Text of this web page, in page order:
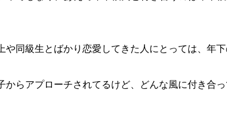
や同級生とばかり恋愛してきた人にとっては、年
からアプローチされてるけど、どんな風に付き合